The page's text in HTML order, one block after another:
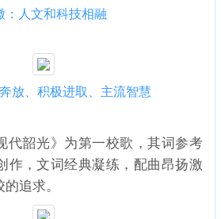
：人文和科技相融
放、积极进取、主流智慧
代韶光》为第一校歌，其词参考
作，文词经典凝练，配曲昂扬激
追求。